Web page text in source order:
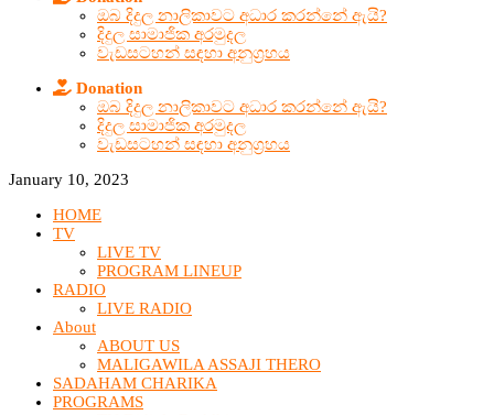
ඔබ දිදුල නාලිකාවට අධාර කරන්නේ ඇයි?
දිදුල සාමාජික අරමුදල
වැඩසටහන් සඳහා අනුග්‍රහය
Donation
ඔබ දිදුල නාලිකාවට අධාර කරන්නේ ඇයි?
දිදුල සාමාජික අරමුදල
වැඩසටහන් සඳහා අනුග්‍රහය
January 10, 2023
HOME
TV
LIVE TV
PROGRAM LINEUP
RADIO
LIVE RADIO
About
ABOUT US
MALIGAWILA ASSAJI THERO
SADAHAM CHARIKA
PROGRAMS